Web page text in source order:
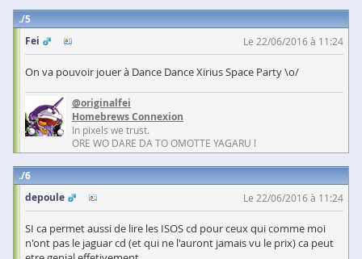
5
Fei
Le 22/06/2016 à 11:24
On va pouvoir jouer à Dance Dance Xirius Space Party \o/
@originalfei
Homebrews Connexion
In pixels we trust.
ORE WO DARE DA TO OMOTTE YAGARU !
6
depoule
Le 22/06/2016 à 11:24
SI ca permet aussi de lire les ISOS cd pour ceux qui comme moi
n'ont pas le jaguar cd (et qui ne l'auront jamais vu le prix) ca peut